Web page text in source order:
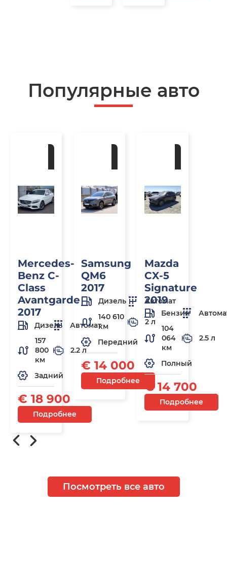
Популярные авто
Mercedes-
Benz C-
Class
Avantgarde
2017
Дизель
Автомат
157
800
км
2.2 л
Задний
€ 18 900
Подробнее
Samsung
QM6
2017
Дизель
Автомат
140 610
км
2 л
Передний
€ 14 000
Подробнее
Mazda
CX-5
Signature
2019
Бензин
104
064
км
2.5 л
Полный
€ 14 700
Подробнее
Посмотреть все авто